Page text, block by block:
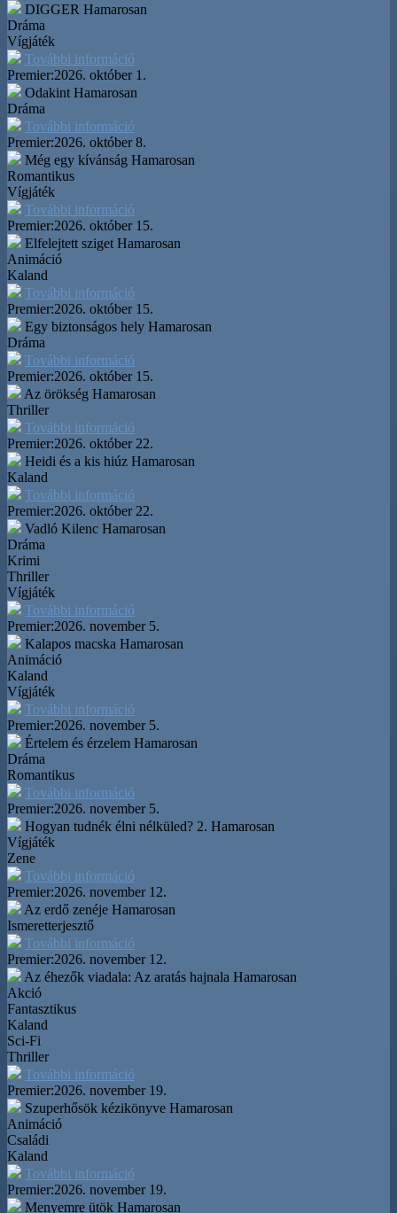
DIGGER Hamarosan
Dráma
Vígjáték
További információ
Premier:2026. október 1.
Odakint Hamarosan
Dráma
További információ
Premier:2026. október 8.
Még egy kívánság Hamarosan
Romantikus
Vígjáték
További információ
Premier:2026. október 15.
Elfelejtett sziget Hamarosan
Animáció
Kaland
További információ
Premier:2026. október 15.
Egy biztonságos hely Hamarosan
Dráma
További információ
Premier:2026. október 15.
Az örökség Hamarosan
Thriller
További információ
Premier:2026. október 22.
Heidi és a kis hiúz Hamarosan
Kaland
További információ
Premier:2026. október 22.
Vadló Kilenc Hamarosan
Dráma
Krimi
Thriller
Vígjáték
További információ
Premier:2026. november 5.
Kalapos macska Hamarosan
Animáció
Kaland
Vígjáték
További információ
Premier:2026. november 5.
Értelem és érzelem Hamarosan
Dráma
Romantikus
További információ
Premier:2026. november 5.
Hogyan tudnék élni nélküled? 2. Hamarosan
Vígjáték
Zene
További információ
Premier:2026. november 12.
Az erdő zenéje Hamarosan
Ismeretterjesztő
További információ
Premier:2026. november 12.
Az éhezők viadala: Az aratás hajnala Hamarosan
Akció
Fantasztikus
Kaland
Sci-Fi
Thriller
További információ
Premier:2026. november 19.
Szuperhősök kézikönyve Hamarosan
Animáció
Családi
Kaland
További információ
Premier:2026. november 19.
Menyemre ütök Hamarosan